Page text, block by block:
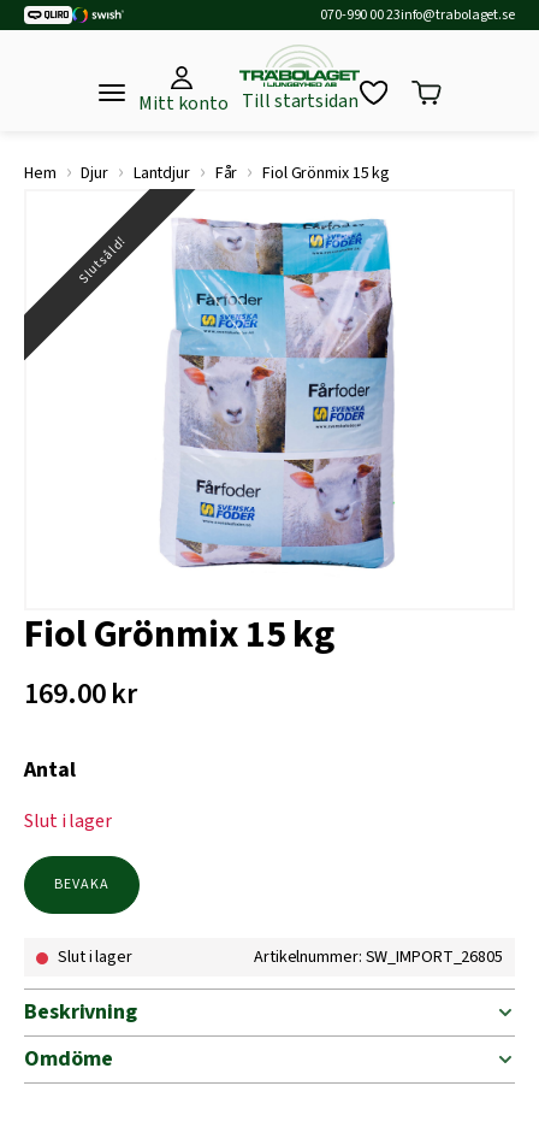
070-990 00 23info@trabolaget.se
Mitt konto Till startsidan
Hem › Djur › Lantdjur › Får › Fiol Grönmix 15 kg
Slutsåld!
Fiol Grönmix 15 kg
169.00kr
Antal
Slut i lager
BEVAKA
Slut i lager Artikelnummer: SW_IMPORT_26805
Beskrivning
Omdöme